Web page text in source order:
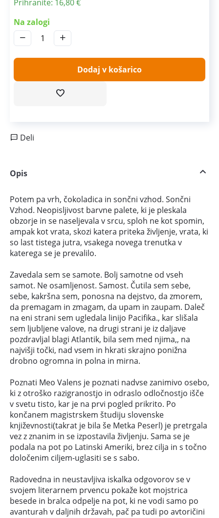
Prihranite: 16,80€
Na zalogi
+
−
Dodaj v košarico
Deli
Opis
Potem pa vrh, čokoladica in sončni vzhod. Sončni
Vzhod. Neopisljivost barvne palete, ki je pleskala
obzorje in se naseljevala v srcu, sploh ne kot spomin,
ampak kot vrata, skozi katera priteka življenje, vrata, ki
so last tistega jutra, vsakega novega trenutka v
katerega se je prevalilo.
Zavedala sem se samote. Bolj samotne od vseh
samot. Ne osamljenost. Samost. Čutila sem sebe,
sebe, kakršna sem, ponosna na dejstvo, da zmorem,
da premagam in zmagam, da upam in zaupam. Daleč
na eni strani sem ugledala linijo Pacifika., kar slišala
sem ljubljene valove, na drugi strani je iz daljave
pozdravljal blagi Atlantik, bila sem med njima,, na
najvišji točki, nad vsem in hkrati skrajno ponižna
drobno ogromna in polna in mirna.
Poznati Meo Valens je poznati nadvse zanimivo osebo,
ki z otroško razigranostjo in odraslo odločnostjo išče
v svetu tisto, kar je na prvi pogled prikrito. Po
končanem magistrskem študiju slovenske
književnosti(takrat je bila še Metka Peserl) je pretrgala
vez z znanim in se izpostavila življenju. Sama se je
podala na pot po Latinski Ameriki, brez cilja in s točno
določenim ciljem-uglasiti se s sabo.
Radovedna in neustavljiva iskalka odgovorov se v
svojem literarnem prvencu pokaže kot mojstrica
besede in bralca odpelje na pot, ki ne vodi samo po
avanturah v daljnih državah, pač pa tudi po avtoričini